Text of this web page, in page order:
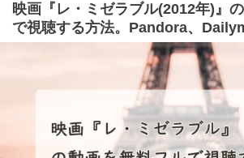
映画『レ・ミゼラブル(2012年)』
で視聴する方法。Pandora、